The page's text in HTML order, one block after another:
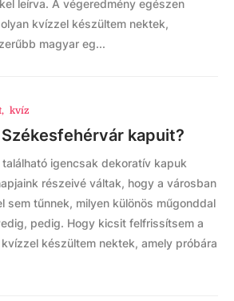
leírva. A végeredmény egészen
kvízzel készültem nektek,
magyar eg...
, kvíz
kapuit?
igencsak dekoratív kapuk
részeivé váltak, hogy a városban
sem tűnnek, milyen különös műgonddal
pedig. Hogy kicsit felfrissítsem a
készültem nektek, amely próbára